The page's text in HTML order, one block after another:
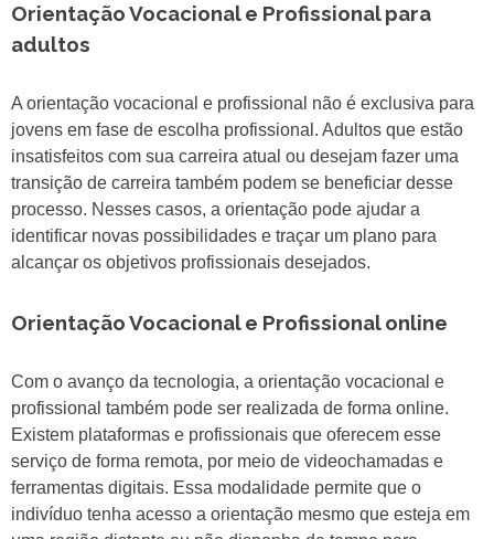
Orientação Vocacional e Profissional para
adultos
A orientação vocacional e profissional não é exclusiva para
jovens em fase de escolha profissional. Adultos que estão
insatisfeitos com sua carreira atual ou desejam fazer uma
transição de carreira também podem se beneficiar desse
processo. Nesses casos, a orientação pode ajudar a
identificar novas possibilidades e traçar um plano para
alcançar os objetivos profissionais desejados.
Orientação Vocacional e Profissional online
Com o avanço da tecnologia, a orientação vocacional e
profissional também pode ser realizada de forma online.
Existem plataformas e profissionais que oferecem esse
serviço de forma remota, por meio de videochamadas e
ferramentas digitais. Essa modalidade permite que o
indivíduo tenha acesso a orientação mesmo que esteja em